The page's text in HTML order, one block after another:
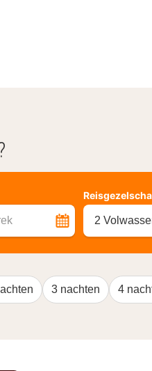
2
3 nachten 4